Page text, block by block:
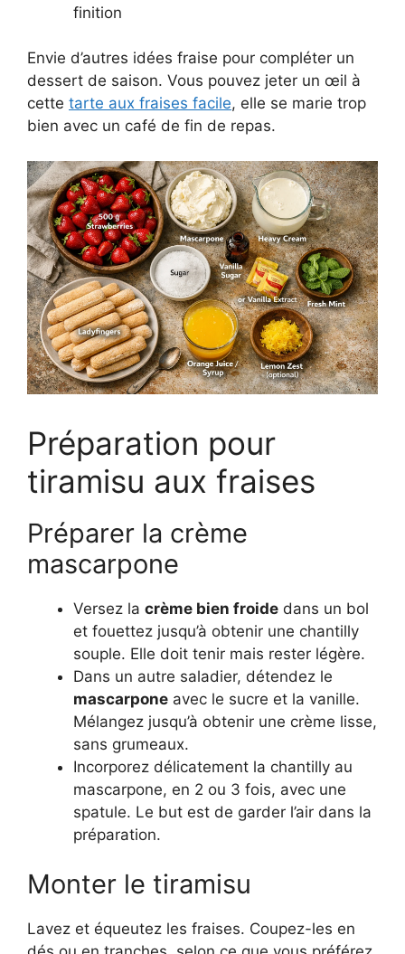
finition
Envie d’autres idées fraise pour compléter un
dessert de saison. Vous pouvez jeter un œil à
cette tarte aux fraises facile, elle se marie trop
bien avec un café de fin de repas.
Préparation pour
tiramisu aux fraises
Préparer la crème
mascarpone
Versez la crème bien froide dans un bol
et fouettez jusqu’à obtenir une chantilly
souple. Elle doit tenir mais rester légère.
Dans un autre saladier, détendez le
mascarpone avec le sucre et la vanille.
Mélangez jusqu’à obtenir une crème lisse,
sans grumeaux.
Incorporez délicatement la chantilly au
mascarpone, en 2 ou 3 fois, avec une
spatule. Le but est de garder l’air dans la
préparation.
Monter le tiramisu
Lavez et équeutez les fraises. Coupez-les en